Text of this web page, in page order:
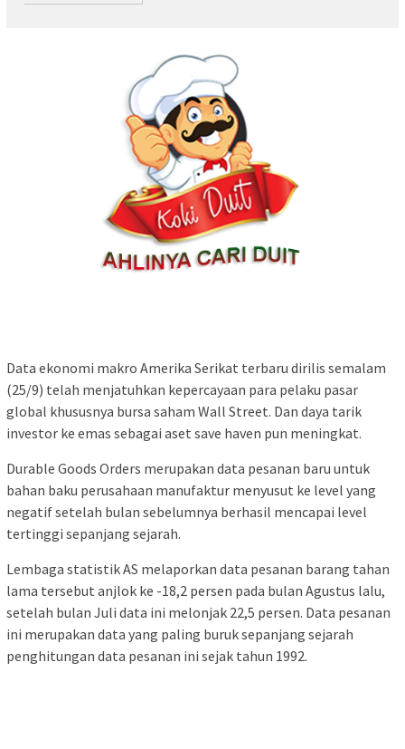
Data ekonomi makro Amerika Serikat terbaru dirilis semalam
(25/9) telah menjatuhkan kepercayaan para pelaku pasar
global khususnya bursa saham Wall Street. Dan daya tarik
investor ke emas sebagai aset save haven pun meningkat.
Durable Goods Orders merupakan data pesanan baru untuk
bahan baku perusahaan manufaktur menyusut ke level yang
negatif setelah bulan sebelumnya berhasil mencapai level
tertinggi sepanjang sejarah.
Lembaga statistik AS melaporkan data pesanan barang tahan
lama tersebut anjlok ke -18,2 persen pada bulan Agustus lalu,
setelah bulan Juli data ini melonjak 22,5 persen. Data pesanan
ini merupakan data yang paling buruk sepanjang sejarah
penghitungan data pesanan ini sejak tahun 1992.